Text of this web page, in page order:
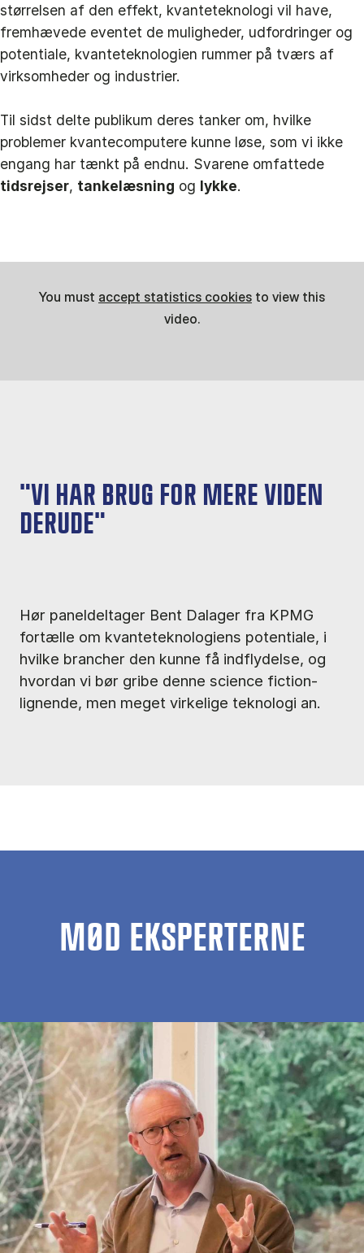
størrelsen af den effekt, kvanteteknologi vil have,
fremhævede eventet de muligheder, udfordringer og
potentiale, kvanteteknologien rummer på tværs af
virksomheder og industrier.
Til sidst delte publikum deres tanker om, hvilke
problemer kvantecomputere kunne løse, som vi ikke
engang har tænkt på endnu. Svarene omfattede
tidsrejser, tankelæsning og lykke.
"VI HAR BRUG FOR MERE VIDEN
DERUDE"
Hør paneldeltager Bent Dalager fra KPMG
fortælle om kvanteteknologiens potentiale, i
hvilke brancher den kunne få indflydelse, og
hvordan vi bør gribe denne science fiction-
lignende, men meget virkelige teknologi an.
You must accept statistics cookies to view this
video.
MØD EKSPERTERNE